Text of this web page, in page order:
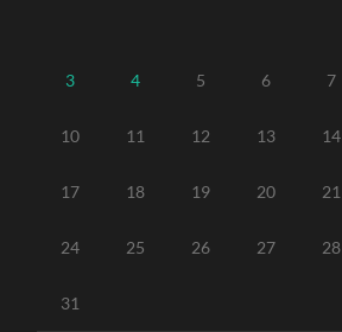
3 4 5 6 7
10 11 12 13 14
17 18 19 20 21
24 25 26 27 28
31